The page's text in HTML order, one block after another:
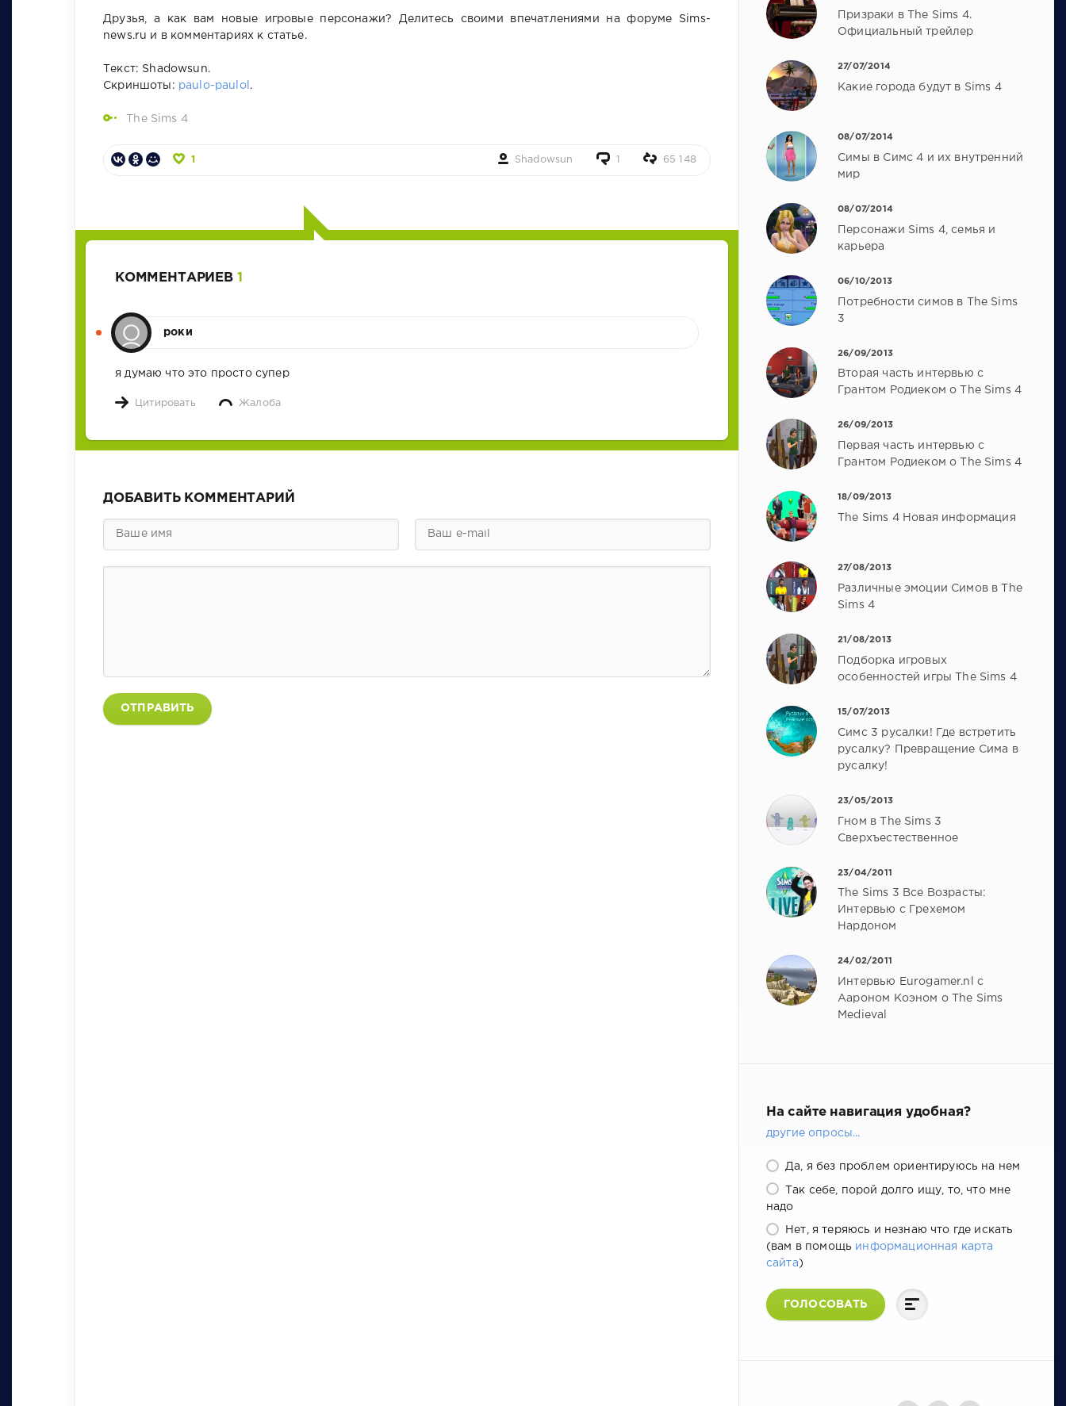
Друзья, а как вам новые игровые персонажи? Делитесь своими впечатлениями на форуме Sims-
news.ru и в комментариях к статье.
Текст: Shadowsun.
Скриншоты: paulo-paulol .
The Sims 4
1 Shadowsun 1 65 148
КОММЕНТАРИЕВ 1
роки
я думаю что это просто супер
Цитировать Жалоба
ДОБАВИТЬ КОММЕНТАРИЙ
ОТПРАВИТЬ
Призраки в The Sims 4.
Официальный трейлер
27/07/2014
Какие города будут в Sims 4
08/07/2014
Симы в Симс 4 и их внутренний
мир
08/07/2014
Персонажи Sims 4, семья и
карьера
06/10/2013
Потребности симов в The Sims
3
26/09/2013
Вторая часть интервью с
Грантом Родиеком о The Sims 4
26/09/2013
Первая часть интервью с
Грантом Родиеком о The Sims 4
18/09/2013
The Sims 4 Новая информация
27/08/2013
Различные эмоции Симов в The
Sims 4
21/08/2013
Подборка игровых
особенностей игры The Sims 4
15/07/2013
Симс 3 русалки! Где встретить
русалку? Превращение Сима в
русалку!
23/05/2013
Гном в The Sims 3
Сверхъестественное
23/04/2011
The Sims 3 Все Возрасты:
Интервью с Грехемом
Нардоном
24/02/2011
Интервью Eurogamer.nl с
Аароном Коэном о The Sims
Medieval
На сайте навигация удобная?
другие опросы...
Да, я без проблем ориентируюсь на нем
Так себе, порой долго ищу, то, что мне
надо
Нет, я теряюсь и незнаю что где искать
(вам в помощь информационная карта
сайта)
ГОЛОСОВАТЬ